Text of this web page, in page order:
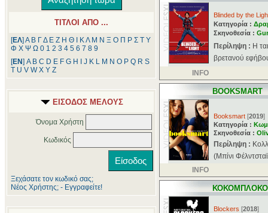
ΤΙΤΛΟΙ ΑΠΟ ...
[ΕΛ] Α Β ΓΔ Ε Ζ Η Θ ΚΛ Μ Ν Ξ Ο Π Ρ Σ Τ Υ
Φ Χ Ψ Ω 0 1 2 3 4 5 6 7 8 9
[ΕΝ] A B C D E F G H J K L M N O P Q R S
T U V W X Y Z
ΕΙΣΟΔΟΣ ΜΕΛΟΥΣ
Όνομα Χρήστη
Κωδικός
Ξεχάσατε τον κωδικό σας;
Νέος Χρήστης; - Εγγραφείτε!
Blinded by the
Κατηγορία :
Σκηνοθεσία :
Περίληψη : Η
βρετανού
INFO
BOOKSMART
Booksmart [2019]
Κατηγορία :
Σκηνοθεσία :
Περίληψη :
(Μπίνι
INFO
ΚΟΚΟΜΠΛΟΚΟ
Blockers [2018]